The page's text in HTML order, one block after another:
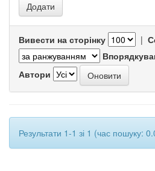
Вивести на сторінку |
Автори
Результати 1-1 зі 1 (час пошуку: